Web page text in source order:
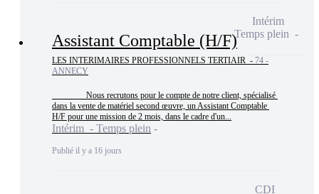
Assistant Comptable (H/F)
LES INTERIMAIRES PROFESSIONNELS TERTIAIR - 74 -
ANNECY
dans la vente de matériel second œuvre, un Assistant Comptable
H/F pour une mission de 2 mois, dans le cadre d'un...
Intérim - Temps plein
Publié il y a 16 jours
Intérim
Temps plein
CDI